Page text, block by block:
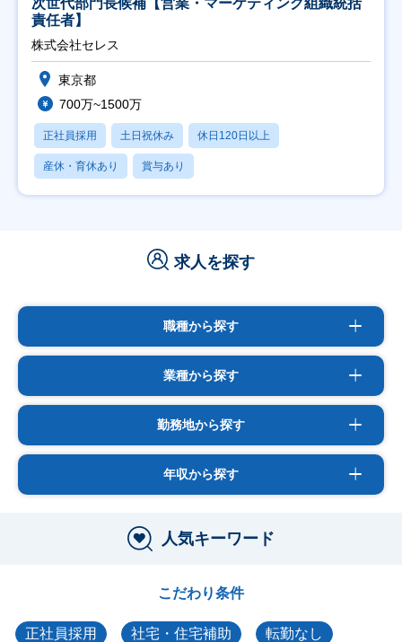
責任者】
株式会社セレス
東京都
700万~1500万
正社員採用 土日祝休み 休日120日以上
産休・育休あり 賞与あり
求人を探す
職種から探す
業種から探す
勤務地から探す
年収から探す
人気キーワード
こだわり条件
正社員採用 社宅・住宅補助 転勤なし